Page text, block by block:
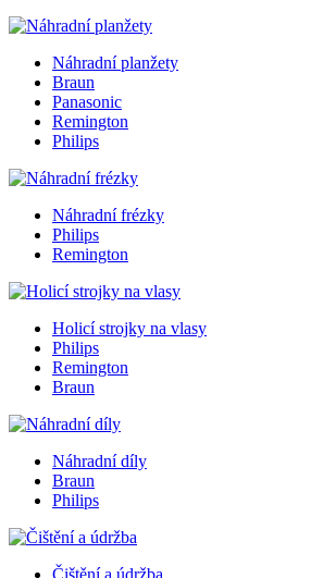
Náhradní planžety
Braun
Panasonic
Remington
Philips
Náhradní frézky
Philips
Remington
Holicí strojky na vlasy
Philips
Remington
Braun
Náhradní díly
Braun
Philips